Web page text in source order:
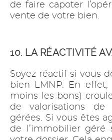
de faire capoter
vente de votre bien.
10. LA RÉACTIVITÉ
Soyez réactif si vous
bien LMNP. En effet,
moins les bons)
de valorisations de
gérées. Si vous êtes
de l’immobilier géré